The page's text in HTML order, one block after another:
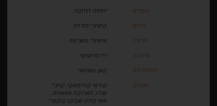
תסריט יואיגה דנזוקה
צילום קואיצ'י פורויה
עריכה אואיצ'י מאג'ימה
מוזיקה ריו טראנישי
פסטיבלים קאן, שנגחאי
משחק
קודאי קורוסאקי, קניצ'י
אנדו, הארוקה איגאווה,
מאי קיריו, אקיקו קיקוצ'י